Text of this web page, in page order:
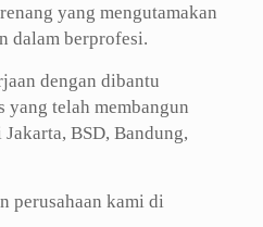
yang mengutamakan
dalam berprofesi.
dengan dibantu
yang telah membangun
BSD, Bandung,
perusahaan kami di